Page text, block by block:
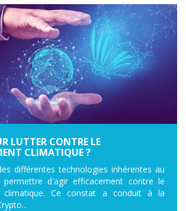
LUTTER CONTRE LE
CLIMATIQUE ?
différentes technologies inhérentes au
permettre d'agir efficacement contre le
climatique. Ce constat a conduit à la